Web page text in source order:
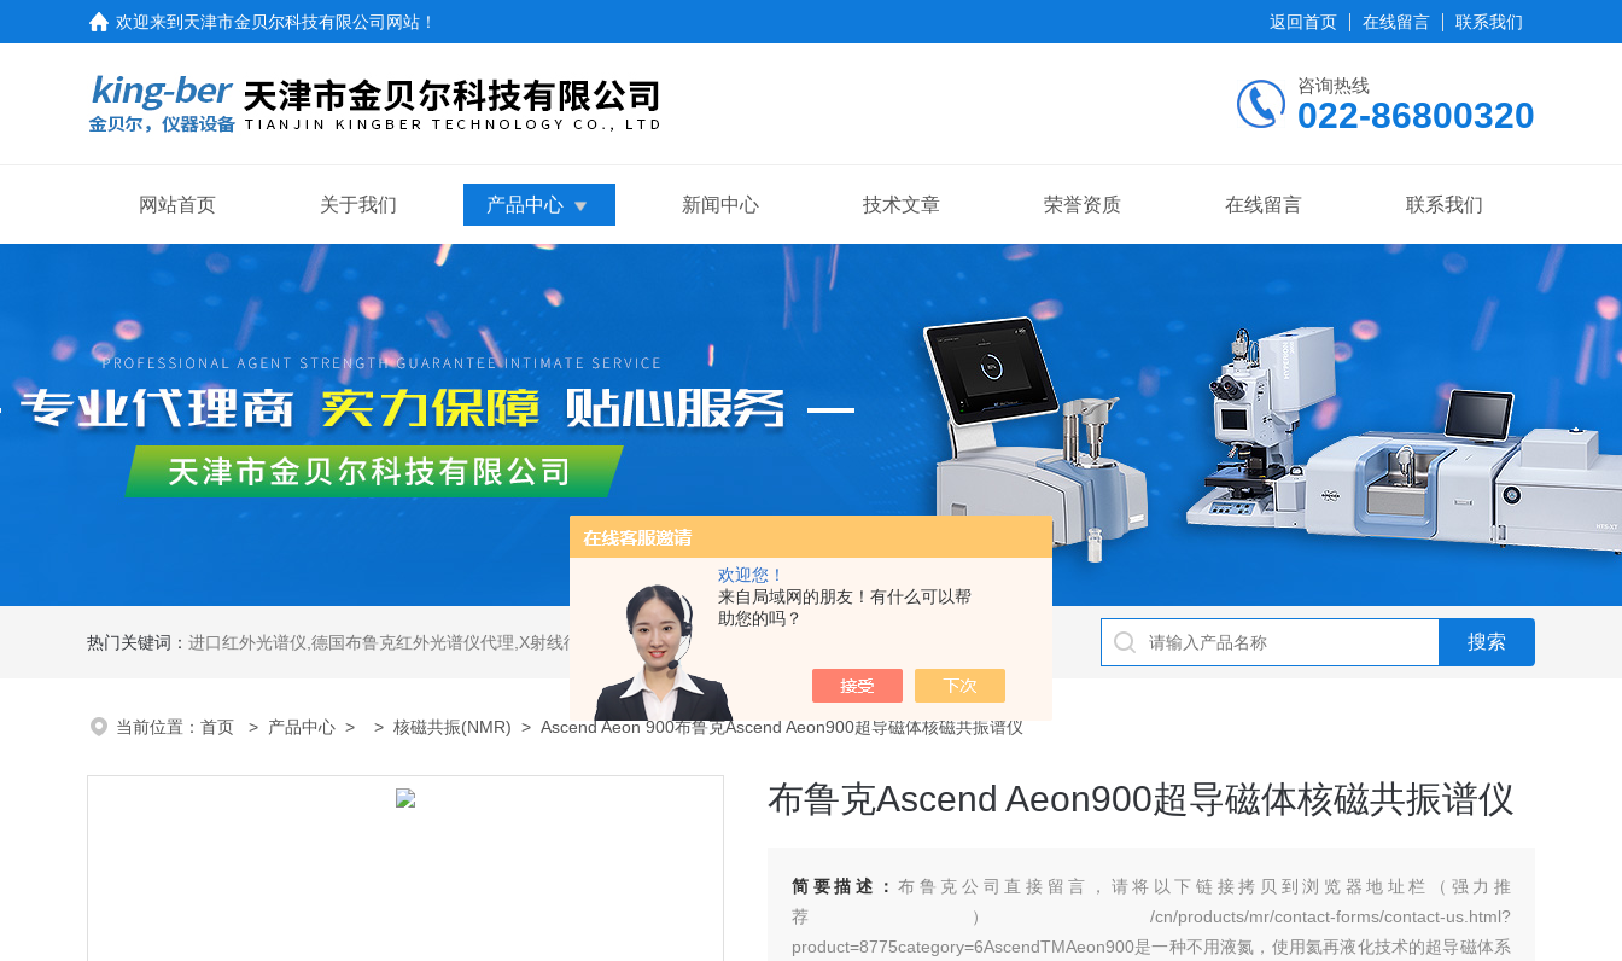
欢迎您！
来自局域网的朋友！有什么可以帮
助您的吗？
欢迎来到 天津市金贝尔科技有限公司网站 ！ 返回首页 在线留言 联系我们
咨询热线
022-86800320
网站首页 关于我们 产品中心 新闻中心 技术文章 荣誉资质 在线留言 联系我们
热门关键词： 进口红外光谱仪 德国布鲁克红外光谱仪代理 X射线衍射仪 马尔文帕纳科激光粒度仪
当前位置： 首页 > 产品中心 > > 核磁共振(NMR) > Ascend Aeon 900布鲁克Ascend Aeon900超导磁体核磁共振谱仪
布鲁克Ascend Aeon900超导磁体核磁共振谱仪
简要描述：布鲁克公司直接留言，请将以下链接拷贝到浏览器地址栏（强力推
荐）/cn/products/mr/contact-forms/contact-us.html?
product=8775category=6AscendTMAeon900是一种不用液氮，使用氦再液化技术的超导磁体系